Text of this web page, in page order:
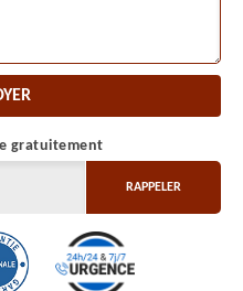
gratuitement